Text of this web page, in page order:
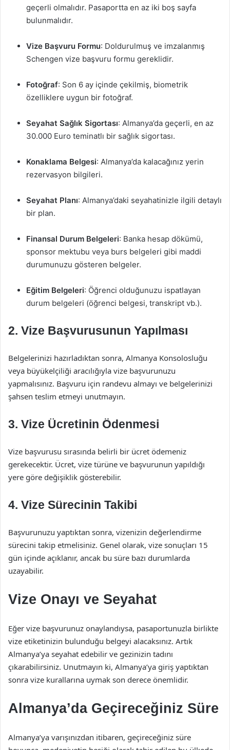
geçerli olmalıdır. Pasaportta en az iki boş sayfa
bulunmalıdır.
Vize Başvuru Formu: Doldurulmuş ve imzalanmış
Schengen vize başvuru formu gereklidir.
Fotoğraf: Son 6 ay içinde çekilmiş, biometrik
özelliklere uygun bir fotoğraf.
Seyahat Sağlık Sigortası: Almanya’da geçerli, en az
30.000 Euro teminatlı bir sağlık sigortası.
Konaklama Belgesi: Almanya’da kalacağınız yerin
rezervasyon bilgileri.
Seyahat Planı: Almanya’daki seyahatinizle ilgili detaylı
bir plan.
Finansal Durum Belgeleri: Banka hesap dökümü,
sponsor mektubu veya burs belgeleri gibi maddi
durumunuzu gösteren belgeler.
Eğitim Belgeleri: Öğrenci olduğunuzu ispatlayan
durum belgeleri (öğrenci belgesi, transkript vb.).
2. Vize Başvurusunun Yapılması
Belgelerinizi hazırladıktan sonra, Almanya Konsolosluğu
veya büyükelçiliği aracılığıyla vize başvurunuzu
yapmalısınız. Başvuru için randevu almayı ve belgelerinizi
şahsen teslim etmeyi unutmayın.
3. Vize Ücretinin Ödenmesi
Vize başvurusu sırasında belirli bir ücret ödemeniz
gerekecektir. Ücret, vize türüne ve başvurunun yapıldığı
yere göre değişiklik gösterebilir.
4. Vize Sürecinin Takibi
Başvurunuzu yaptıktan sonra, vizenizin değerlendirme
sürecini takip etmelisiniz. Genel olarak, vize sonuçları 15
gün içinde açıklanır, ancak bu süre bazı durumlarda
uzayabilir.
Vize Onayı ve Seyahat
Eğer vize başvurunuz onaylandıysa, pasaportunuzla birlikte
vize etiketinizin bulunduğu belgeyi alacaksınız. Artık
Almanya’ya seyahat edebilir ve gezinizin tadını
çıkarabilirsiniz. Unutmayın ki, Almanya’ya giriş yaptıktan
sonra vize kurallarına uymak son derece önemlidir.
Almanya’da Geçireceğiniz Süre
Almanya’ya varışınızdan itibaren, geçireceğiniz süre